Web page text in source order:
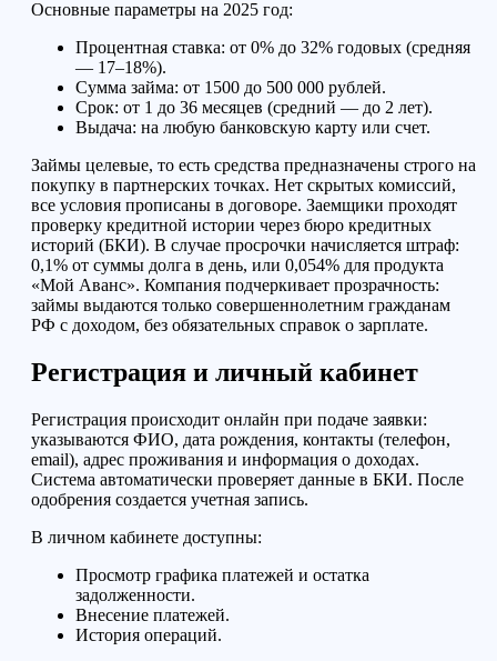
Основные параметры на 2025 год:
Процентная ставка: от 0% до 32% годовых (средняя
— 17–18%).
Сумма займа: от 1500 до 500 000 рублей.
Срок: от 1 до 36 месяцев (средний — до 2 лет).
Выдача: на любую банковскую карту или счет.
Займы целевые, то есть средства предназначены строго на
покупку в партнерских точках. Нет скрытых комиссий,
все условия прописаны в договоре. Заемщики проходят
проверку кредитной истории через бюро кредитных
историй (БКИ). В случае просрочки начисляется штраф:
0,1% от суммы долга в день, или 0,054% для продукта
«Мой Аванс». Компания подчеркивает прозрачность:
займы выдаются только совершеннолетним гражданам
РФ с доходом, без обязательных справок о зарплате.
Регистрация и личный кабинет
Регистрация происходит онлайн при подаче заявки:
указываются ФИО, дата рождения, контакты (телефон,
email), адрес проживания и информация о доходах.
Система автоматически проверяет данные в БКИ. После
одобрения создается учетная запись.
В личном кабинете доступны:
Просмотр графика платежей и остатка
задолженности.
Внесение платежей.
История операций.